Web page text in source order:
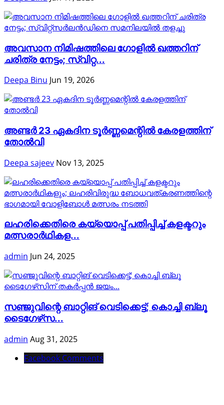
അവസാന നിമിഷത്തിലെ ഗോളിൽ ഖത്തറിന്
ചരിത്ര നേട്ടം; സ്വിറ്റ...
Deepa Binu Jun 19, 2026
അണ്ടർ 23 ഏകദിന ടൂർണ്ണമെന്റിൽ കേരളത്തിന്
തോൽവി
Deepa sajeev Nov 13, 2025
ലഹരിക്കെതിരെ കയ്യൊപ്പ് പതിപ്പിച്ച് കളക്ടറും
മത്സരാർഥികള...
admin Jun 24, 2025
സഞ്ജുവിന്റെ ബാറ്റിങ് വെടിക്കെട്ട്; കൊച്ചി ബ്ലൂ
ടൈഗേഴ്‌സ...
admin Aug 31, 2025
Facebook Comments